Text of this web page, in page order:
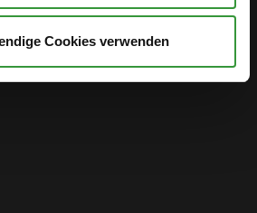
Cookies verwenden